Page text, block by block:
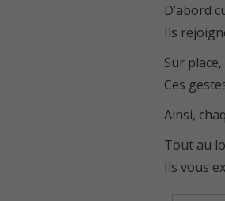
D’abord
Ils
Sur
Ces
Ainsi,
Tout au
Ils vous